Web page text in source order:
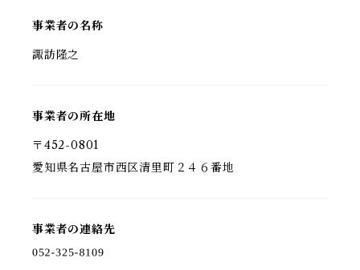
事業者の名称
諏訪隆之
事業者の所在地
〒452-0801
愛知県名古屋市西区清里町２４６番地
事業者の連絡先